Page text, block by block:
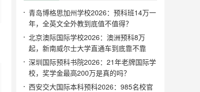
青岛博格思加州学校2026：预科班14万一
年，全英文全外教到底值不值得？
北京澳际国际学校2026：澳洲预科8万
起，新南威尔士大学直通车到底靠不靠
谱？
深圳国际预科书院2026：21年老牌国际学
校，奖学金最高200万是真的吗？
西安交大国际本科预科2026：985名校官